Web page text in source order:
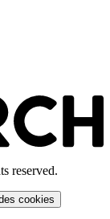
reserved.
cookies